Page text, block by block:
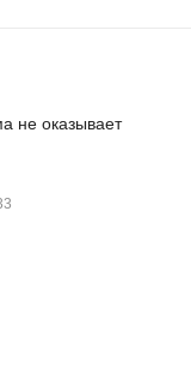
не оказывает